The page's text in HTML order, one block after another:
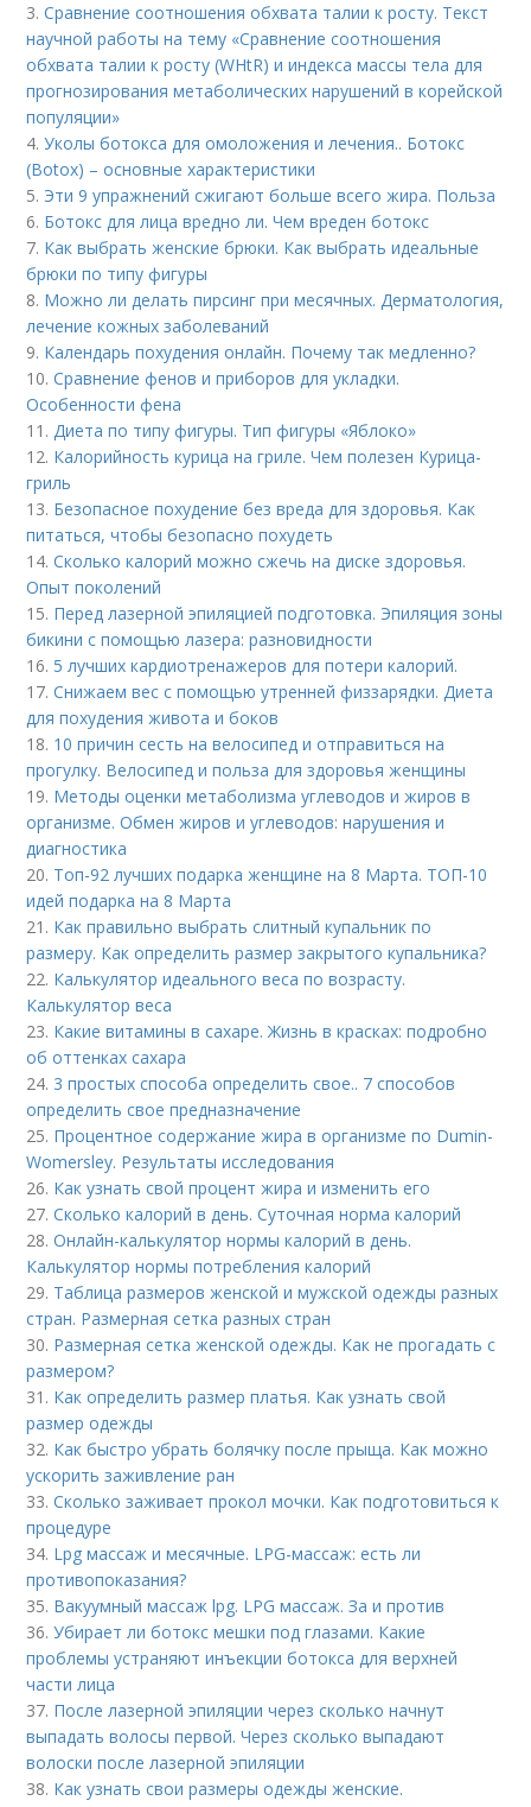
3.Сравнение соотношения обхвата талии к росту. Текст
научной работы на тему «Сравнение соотношения
обхвата талии к росту (WHtR) и индекса массы тела для
прогнозирования метаболических нарушений в корейской
популяции»
4.Уколы ботокса для омоложения и лечения.. Ботокс
(Botox) – основные характеристики
5. Эти 9 упражнений сжигают больше всего жира. Польза
6. Ботокс для лица вредно ли. Чем вреден ботокс
7. Как выбрать женские брюки. Как выбрать идеальные
брюки по типу фигуры
8. Можно ли делать пирсинг при месячных. Дерматология,
лечение кожных заболеваний
9. Календарь похудения онлайн. Почему так медленно?
10.Сравнение фенов и приборов для укладки.
Особенности фена
11.Диета по типу фигуры. Тип фигуры «Яблоко»
12. Калорийность курица на гриле. Чем полезен Курица-
гриль
13. Безопасное похудение без вреда для здоровья. Как
питаться, чтобы безопасно похудеть
14.Сколько калорий можно сжечь на диске здоровья.
Опыт поколений
15. Перед лазерной эпиляцией подготовка. Эпиляция зоны
бикини с помощью лазера: разновидности
16. 5 лучших кардиотренажеров для потери калорий.
17.Снижаем вес с помощью утренней физзарядки. Диета
для похудения живота и боков
18. 10 причин сесть на велосипед и отправиться на
прогулку. Велосипед и польза для здоровья женщины
19. Методы оценки метаболизма углеводов и жиров в
организме. Обмен жиров и углеводов: нарушения и
диагностика
20. Топ-92 лучших подарка женщине на 8 Марта. ТОП-10
идей подарка на 8 Марта
21. Как правильно выбрать слитный купальник по
размеру. Как определить размер закрытого купальника?
22. Калькулятор идеального веса по возрасту.
Калькулятор веса
23. Какие витамины в сахаре. Жизнь в красках: подробно
об оттенках сахара
24. 3 простых способа определить свое.. 7 способов
определить свое предназначение
25. Процентное содержание жира в организме по Dumin-
Womersley. Результаты исследования
26. Как узнать свой процент жира и изменить его
27.Сколько калорий в день. Суточная норма калорий
28.Онлайн-калькулятор нормы калорий в день.
Калькулятор нормы потребления калорий
29. Таблица размеров женской и мужской одежды разных
стран. Размерная сетка разных стран
30. Размерная сетка женской одежды. Как не прогадать с
размером?
31. Как определить размер платья. Как узнать свой
размер одежды
32. Как быстро убрать болячку после прыща. Как можно
ускорить заживление ран
33.Сколько заживает прокол мочки. Как подготовиться к
процедуре
34. Lpg массаж и месячные. LPG-массаж: есть ли
противопоказания?
35. Вакуумный массаж lpg. LPG массаж. За и против
36.Убирает ли ботокс мешки под глазами. Какие
проблемы устраняют инъекции ботокса для верхней
части лица
37. После лазерной эпиляции через сколько начнут
выпадать волосы первой. Через сколько выпадают
волоски после лазерной эпиляции
38. Как узнать свои размеры одежды женские.